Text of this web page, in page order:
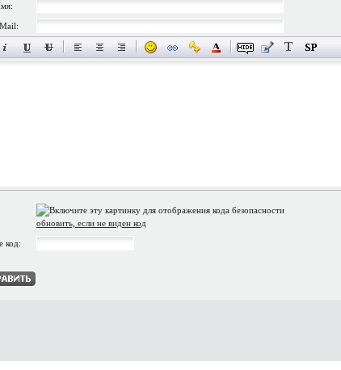
обновить, если не виден код
код: